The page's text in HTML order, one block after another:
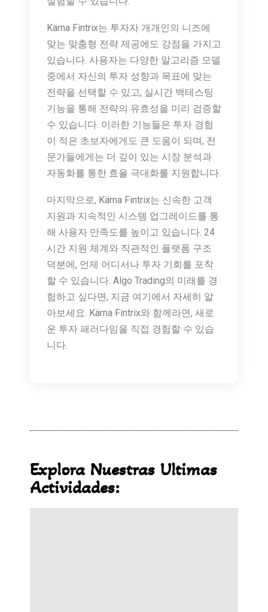
Kärna Fintrix는 투자자 개개인의 니즈에
맞는 맞춤형 전략 제공에도 강점을 가지고
있습니다. 사용자는 다양한 알고리즘 모델
중에서 자신의 투자 성향과 목표에 맞는
전략을 선택할 수 있고, 실시간 백테스팅
기능을 통해 전략의 유효성을 미리 검증할
수 있습니다. 이러한 기능들은 투자 경험
이 적은 초보자에게도 큰 도움이 되며, 전
문가들에게는 더 깊이 있는 시장 분석과
자동화를 통한 효율 극대화를 지원합니다.
마지막으로, Kärna Fintrix는 신속한 고객
지원과 지속적인 시스템 업그레이드를 통
해 사용자 만족도를 높이고 있습니다. 24
시간 지원 체계와 직관적인 플랫폼 구조
덕분에, 언제 어디서나 투자 기회를 포착
할 수 있습니다. Algo Trading의 미래를 경
험하고 싶다면, 지금 여기에서 자세히 알
아보세요. Kärna Fintrix와 함께라면, 새로
운 투자 패러다임을 직접 경험할 수 있습
니다.
Explora Nuestras Ultimas
Actividades: